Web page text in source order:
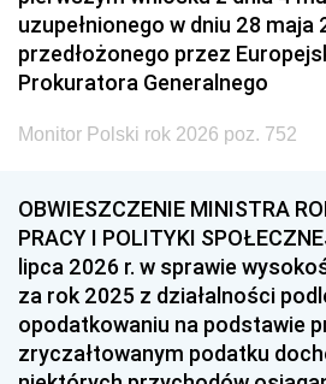
uzupełnionego w dniu 28 maja
przedłożonego przez
Prokuratora Generalnego
Monitor Polski rok 2026 poz. 752
OBWIESZCZENIE MINISTRA
PRACY I POLITYKI
lipca 2026 r. w sprawie
za rok 2025 z działalności
opodatkowaniu na podstawie
zryczałtowanym podatku